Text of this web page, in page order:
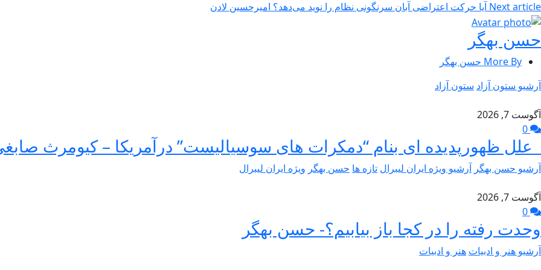
Next article آیا حرکت اعتراضی آبان سرنگونی نظام را نوید می‌دهد؟ امیرحسین لادن
حسن بهگر
More By حسن بهگر
آرشیو ستون آزاد ستون آزاد
آگوست 7, 2026
علل ظهورپدیده ای بنام “دمکرات های سوسیالیست” درآمریکا – کیومرث
آرشیو حسن بهگر آرشیو ویژه ایران لیبرال تازه ها حسن بهگر ویژه ایران لیبرال
آگوست 7, 2026
وحدت رفته را در کجا باز بیابیم؟- حسن بهگر
آرشیو هنر و ادبیات هنر و ادبیات